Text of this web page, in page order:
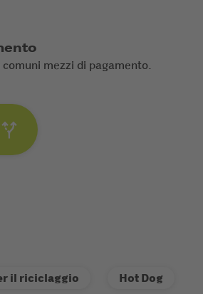
mezzi di pagamento.
il riciclaggio Hot Dog